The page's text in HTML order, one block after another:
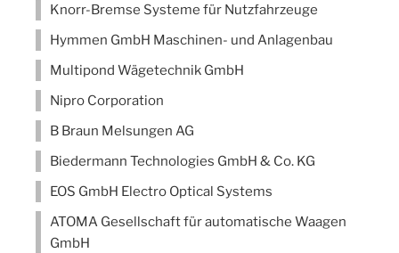
Knorr-Bremse Systeme für Nutzfahrzeuge
Hymmen GmbH Maschinen- und Anlagenbau
Multipond Wägetechnik GmbH
Nipro Corporation
B Braun Melsungen AG
Biedermann Technologies GmbH & Co. KG
EOS GmbH Electro Optical Systems
ATOMA Gesellschaft für automatische Waagen
GmbH